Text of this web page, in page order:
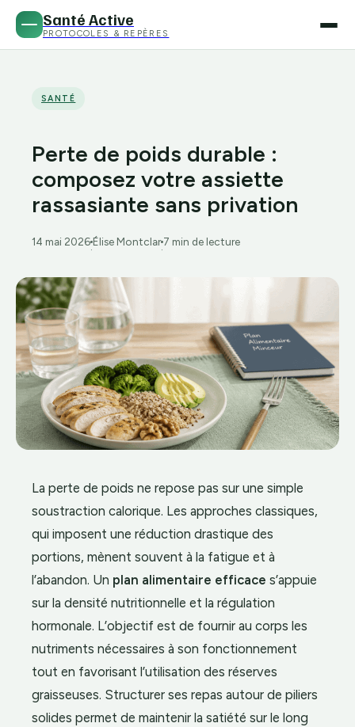
Santé Active
PROTOCOLES & REPÈRES
SANTÉ
Perte de poids durable :
composez votre assiette
rassasiante sans privation
14 mai 2026
·
Élise Montclar
·
7 min de lecture
La perte de poids ne repose pas sur une simple
soustraction calorique. Les approches classiques,
qui imposent une réduction drastique des
portions, mènent souvent à la fatigue et à
l’abandon. Un plan alimentaire efficace s’appuie
sur la densité nutritionnelle et la régulation
hormonale. L’objectif est de fournir au corps les
nutriments nécessaires à son fonctionnement
tout en favorisant l’utilisation des réserves
graisseuses. Structurer ses repas autour de piliers
solides permet de maintenir la satiété sur le long